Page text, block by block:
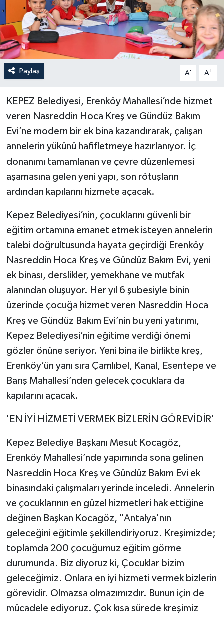
Paylaş A- A+
KEPEZ Belediyesi, Erenköy Mahallesi’nde hizmet
veren Nasreddin Hoca Kreş ve Gündüz Bakım
Evi’ne modern bir ek bina kazandırarak, çalışan
annelerin yükünü hafifletmeye hazırlanıyor. İç
donanımı tamamlanan ve çevre düzenlemesi
aşamasına gelen yeni yapı, son rötuşların
ardından kapılarını hizmete açacak.
Kepez Belediyesi’nin, çocuklarını güvenli bir
eğitim ortamına emanet etmek isteyen annelerin
talebi doğrultusunda hayata geçirdiği Erenköy
Nasreddin Hoca Kreş ve Gündüz Bakım Evi, yeni
ek binası, derslikler, yemekhane ve mutfak
alanından oluşuyor. Her yıl 6 şubesiyle binin
üzerinde çocuğa hizmet veren Nasreddin Hoca
Kreş ve Gündüz Bakım Evi’nin bu yeni yatırımı,
Kepez Belediyesi’nin eğitime verdiği önemi
gözler önüne seriyor. Yeni bina ile birlikte kreş,
Erenköy’ün yanı sıra Çamlıbel, Kanal, Esentepe ve
Barış Mahallesi’nden gelecek çocuklara da
kapılarını açacak.
'EN İYİ HİZMETİ VERMEK BİZLERİN GÖREVİDİR'
Kepez Belediye Başkanı Mesut Kocagöz,
Erenköy Mahallesi’nde yapımında sona gelinen
Nasreddin Hoca Kreş ve Gündüz Bakım Evi ek
binasındaki çalışmaları yerinde inceledi. Annelerin
ve çocuklarının en güzel hizmetleri hak ettiğine
değinen Başkan Kocagöz, "Antalya'nın
geleceğini eğitimle şekillendiriyoruz. Kreşimizde;
toplamda 200 çocuğumuz eğitim görme
durumunda. Biz diyoruz ki, Çocuklar bizim
geleceğimiz. Onlara en iyi hizmeti vermek bizlerin
görevidir. Olmazsa olmazımızdır. Bunun için de
mücadele ediyoruz. Çok kısa sürede kreşimiz
Kültür Sanat
Magazin
Öğle Bülteni
Siyaset
Sosyal medya
Spor
Teknoloji
Televizyon
Turizm
Yaşam